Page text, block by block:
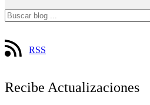
RSS
Recibe Actualizaciones